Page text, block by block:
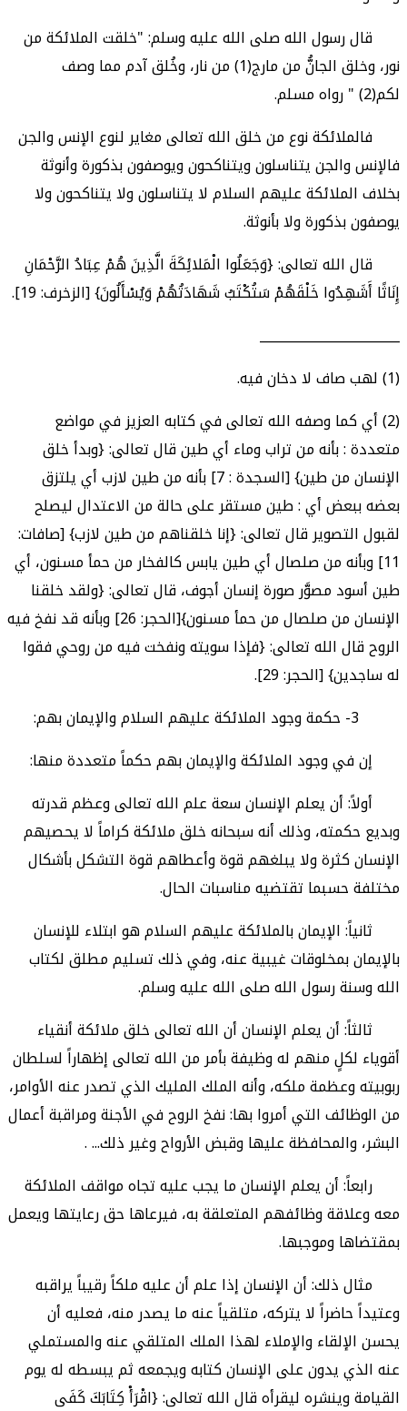
قال رسول الله صلى الله عليه وسلم: "خلقت الملائكة من
نور، وخلق الجانُّ من مارج(1) من نار، وخُلق آدم مما وصف
لكم(2) " رواه مسلم.
فالملائكة نوع من خلق الله تعالى مغاير لنوع الإنس والجن
فالإنس والجن يتناسلون ويتناكحون ويوصفون بذكورة وأنوثة
بخلاف الملائكة عليهم السلام لا يتناسلون ولا يتناكحون ولا
يوصفون بذكورة ولا بأنوثة.
قال الله تعالى: {وَجَعَلُوا الْمَلائِكَةَ الَّذِينَ هُمْ عِبَادُ الرَّحْمَانِ
إِنَاثًا أَشَهِدُوا خَلْقَهُمْ سَتُكْتَبُ شَهَادَتُهُمْ وَيُسْأَلُونَ} [الزخرف: 19].
______________________
(1) لهب صاف لا دخان فيه.
(2) أي كما وصفه الله تعالى في كتابه العزيز في مواضع
متعددة : بأنه من تراب وماء أي طين قال تعالى: {وبدأ خلق
الإنسان من طين} [السجدة : 7] بأنه من طين لازب أي يلتزق
بعضه ببعض أي : طين مستقر على حالة من الاعتدال ليصلح
لقبول التصوير قال تعالى: {إنا خلقناهم من طين لازب} [صافات:
11] وبأنه من صلصال أي طين يابس كالفخار من حمأ مسنون، أي
طين أسود مصوَّر صورة إنسان أجوف، قال تعالى: {ولقد خلقنا
الإنسان من صلصال من حمأ مسنون}[الحجر: 26] وبأنه قد نفخ فيه
الروح قال الله تعالى: {فإذا سويته ونفخت فيه من روحي فقوا
له ساجدين} [الحجر: 29].
3- حكمة وجود الملائكة عليهم السلام والإيمان بهم:
إن في وجود الملائكة والإيمان بهم حكماً متعددة منها:
أولاً: أن يعلم الإنسان سعة علم الله تعالى وعظم قدرته
وبديع حكمته، وذلك أنه سبحانه خلق ملائكة كراماً لا يحصيهم
الإنسان كثرة ولا يبلغهم قوة وأعطاهم قوة التشكل بأشكال
مختلفة حسبما تقتضيه مناسبات الحال.
ثانياً: الإيمان بالملائكة عليهم السلام هو ابتلاء للإنسان
بالإيمان بمخلوقات غيبية عنه، وفي ذلك تسليم مطلق لكتاب
الله وسنة رسول الله صلى الله عليه وسلم.
ثالثاً: أن يعلم الإنسان أن الله تعالى خلق ملائكة أنقياء
أقوياء لكلٍ منهم له وظيفة بأمر من الله تعالى إظهاراً لسلطان
ربوبيته وعظمة ملكه، وأنه الملك المليك الذي تصدر عنه الأوامر،
من الوظائف التي أمروا بها: نفخ الروح في الأجنة ومراقبة أعمال
البشر، والمحافظة عليها وقبض الأرواح وغير ذلك... .
رابعاً: أن يعلم الإنسان ما يجب عليه تجاه مواقف الملائكة
معه وعلاقة وظائفهم المتعلقة به، فيرعاها حق رعايتها ويعمل
بمقتضاها وموجبها.
مثال ذلك: أن الإنسان إذا علم أن عليه ملكاً رقيباً يراقبه
وعتيداً حاضراً لا يتركه، متلقياً عنه ما يصدر منه، فعليه أن
يحسن الإلقاء والإملاء لهذا الملك المتلقي عنه والمستملي
عنه الذي يدون على الإنسان كتابه ويجمعه ثم يبسطه له يوم
القيامة وينشره ليقرأه قال الله تعالى: {اقْرَأْ كِتَابَكَ كَفَى